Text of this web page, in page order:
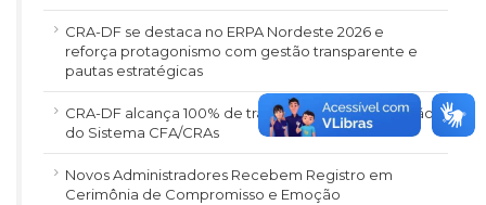
CRA-DF se destaca no ERPA Nordeste 2026 e
reforça protagonismo com gestão transparente e
pautas estratégicas
CRA-DF alcança 100% de transparência na avaliação
do Sistema CFA/CRAs
Novos Administradores Recebem Registro em
Cerimônia de Compromisso e Emoção